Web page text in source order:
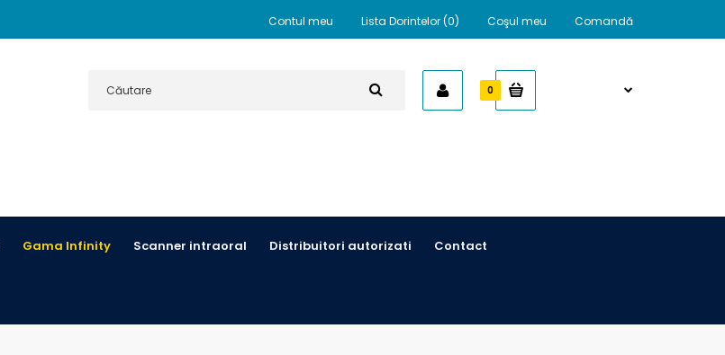
Contul meu Lista Dorintelor (0) Coşul meu Comandă
0
Gama Infinity Scanner intraoral Distribuitori autorizati Contact